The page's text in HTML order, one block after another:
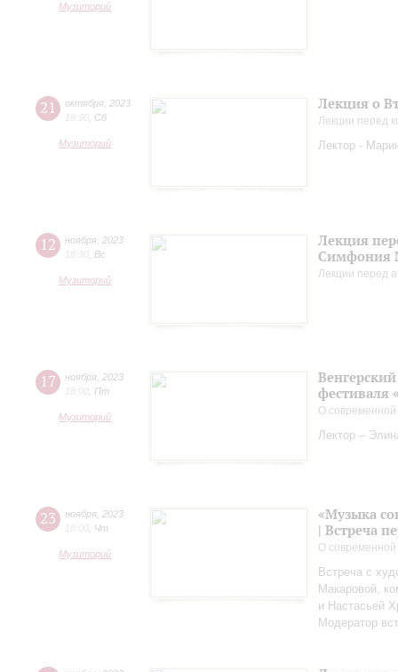
Музиторий
21 октября 2023
18:30 Сб
Музиторий
Лекция о
Лекции перед
Лектор -
12 ноября 2023
18:30 Вс
Музиторий
Лекция
Симфония
Лекции перед
17 ноября 2023
18:00 Пт
Музиторий
фестиваля
О
Лектор –
23 ноября 2023
18:00 Чт
Музиторий
«Музыка
| Встреча
О
Встреча с
Макаровой,
и Настасьей
Модератор